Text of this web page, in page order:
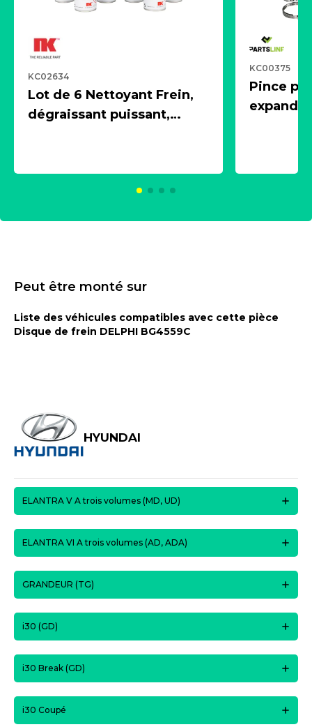
KC02634
Lot de 6 Nettoyant Frein,
dégraissant puissant,
KC00375
Pince
Peut être monté sur
Liste des véhicules compatibles avec cette pièce
Disque de frein DELPHI BG4559C
HYUNDAI
ELANTRA V A trois volumes (MD, UD)
ELANTRA VI A trois volumes (AD, ADA)
GRANDEUR (TG)
i30 (GD)
i30 Break (GD)
i30 Coupé